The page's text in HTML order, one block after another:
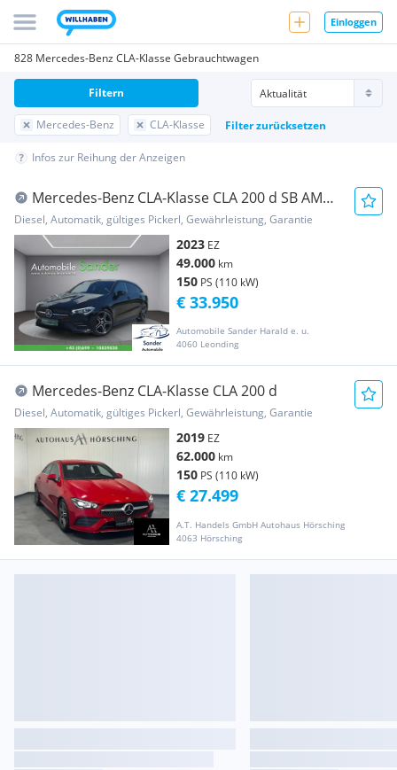
Einloggen
828 Mercedes-Benz CLA-Klasse Gebrauchtwagen
Mercedes-Benz CLA-Klasse Filter zurücksetzen
Filtern
Infos zur Reihung der Anzeigen
Mercedes-Benz CLA-Klasse CLA 200 d SB AMG
SPORT *PANORAMA/1.BESITZ*
Diesel, Automatik, gültiges Pickerl, Gewährleistung, Garantie
2023 EZ
49.000 km
150 PS (110 kW)
Automobile Sander Harald e. u.
4060 Leonding
€ 33.950
Mercedes-Benz CLA-Klasse CLA 200 d
Diesel, Automatik, gültiges Pickerl, Gewährleistung, Garantie
2019 EZ
62.000 km
150 PS (110 kW)
A.T. Handels GmbH Autohaus Hörsching
4063 Hörsching
€ 27.499